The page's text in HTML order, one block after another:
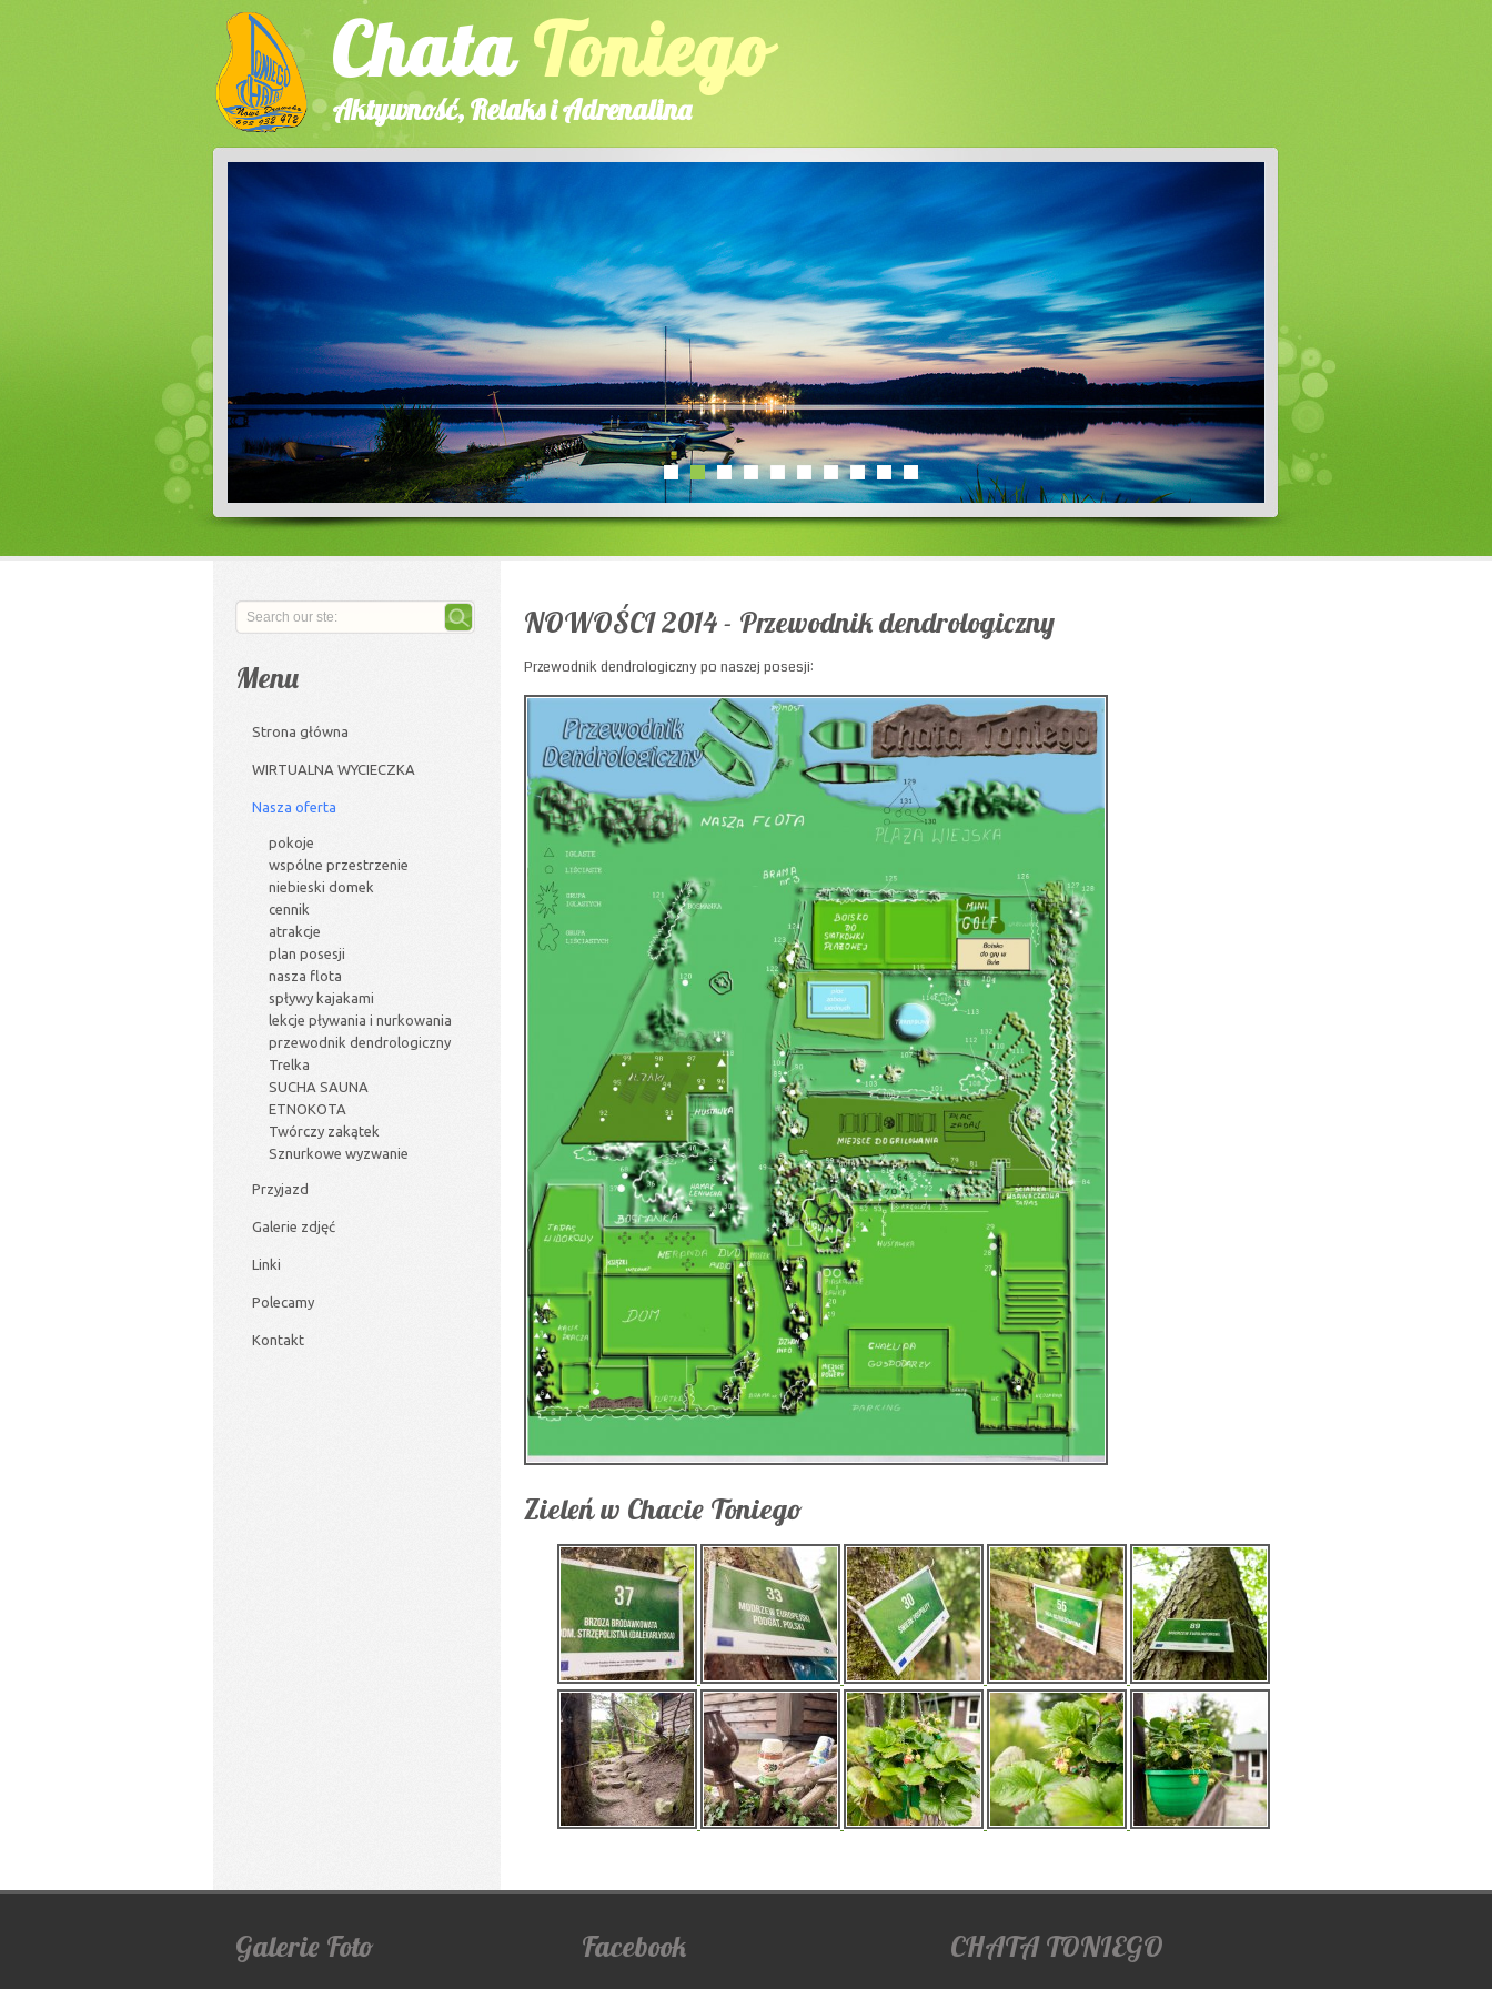
ChataToniego
Aktywność, Relaks i Adrenalina
NOWOŚCI 2014 - Przewodnik dendrologiczny
Przewodnik dendrologiczny po naszej posesji:
Zieleń w Chacie Toniego
Menu
Strona główna
WIRTUALNA WYCIECZKA
Nasza oferta
pokoje
wspólne przestrzenie
niebieski domek
cennik
atrakcje
plan posesji
nasza flota
spływy kajakami
lekcje pływania i nurkowania
przewodnik dendrologiczny
Trelka
SUCHA SAUNA
ETNOKOTA
Twórczy zakątek
Sznurkowe wyzwanie
Przyjazd
Galerie zdjęć
Linki
Polecamy
Kontakt
Galerie Foto Facebook CHATA TONIEGO